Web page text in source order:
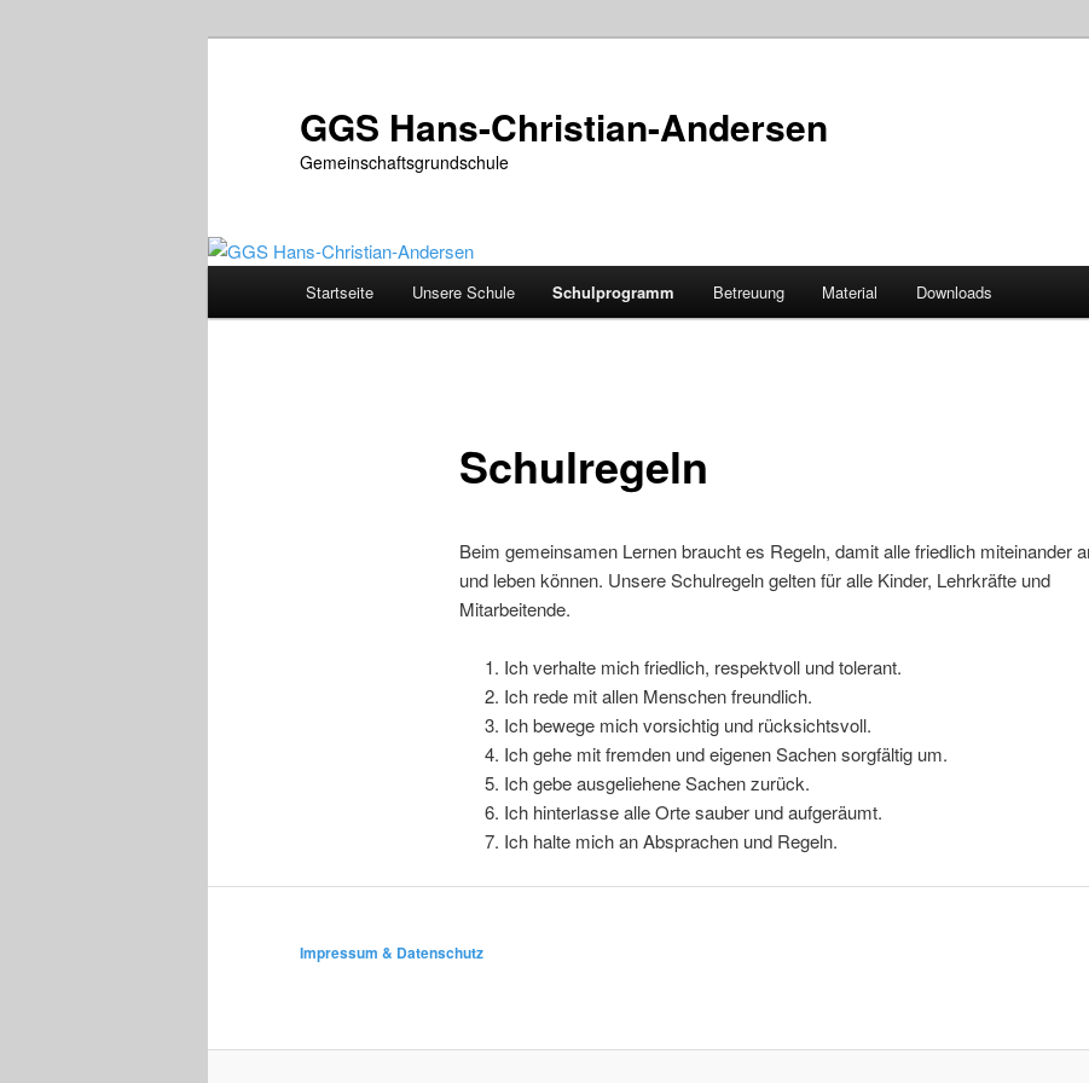
GGS Hans-Christian-Andersen
Gemeinschaftsgrundschule
Startseite Unsere Schule Schulprogramm Betreuung Material Downloads
Schulregeln
Beim gemeinsamen Lernen braucht es Regeln, damit alle friedlich miteinander
und leben können. Unsere Schulregeln gelten für alle Kinder, Lehrkräfte und
Mitarbeitende.
Ich verhalte mich friedlich, respektvoll und tolerant.
Ich rede mit allen Menschen freundlich.
Ich bewege mich vorsichtig und rücksichtsvoll.
Ich gehe mit fremden und eigenen Sachen sorgfältig um.
Ich gebe ausgeliehene Sachen zurück.
Ich hinterlasse alle Orte sauber und aufgeräumt.
Ich halte mich an Absprachen und Regeln.
Impressum & Datenschutz